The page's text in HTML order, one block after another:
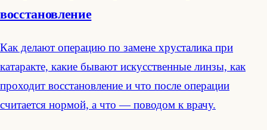
восстановление
Как делают операцию по замене хрусталика при
катаракте, какие бывают искусственные линзы, как
проходит восстановление и что после операции
считается нормой, а что — поводом к врачу.